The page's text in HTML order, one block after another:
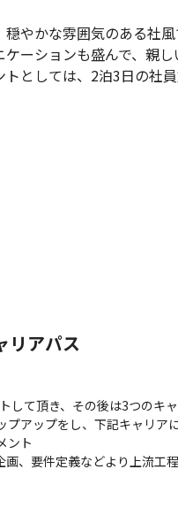
穏やかな雰囲気のある社
ケーションも盛んで、親
トとしては、2泊3日の社
リアパス
して頂き、その後は3つのキ
プアップをし、下記キャリア
ント
、要件定義などより上流工